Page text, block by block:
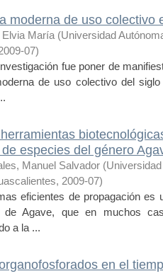
moderna de uso colectivo
María (Universidad
07)
fue poner de
de uso colectivo del
especies del género
Manuel Salvador (
, 2009-07)
eficientes de propagación
de Agave, que en muchos
a la ...
en el